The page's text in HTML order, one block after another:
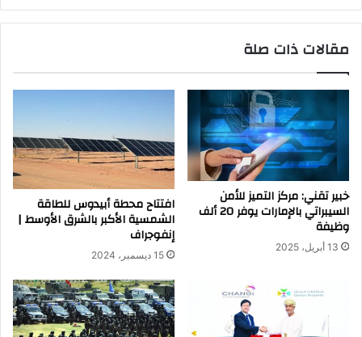
مقالات ذات صلة
خبير تقني: مركز التميز للأمن
السيبراتي بالإمارات يوفر 20 ألف
وظيفة
13 أبريل، 2025
افتتاح محطة أبيدوس للطاقة
الشمسية الأكبر بالشرق الأوسط |
إنفوجراف
15 ديسمبر، 2024